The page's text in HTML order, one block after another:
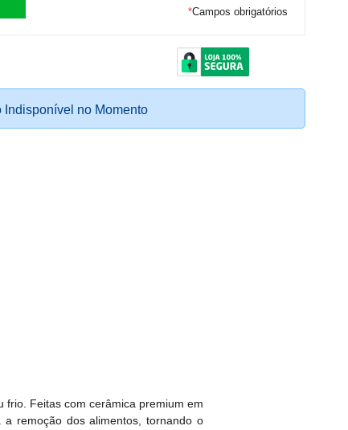
*Campos obrigatórios
Indisponível no Momento
frio. Feitas com cerâmica premium em
remoção dos alimentos, tornando o